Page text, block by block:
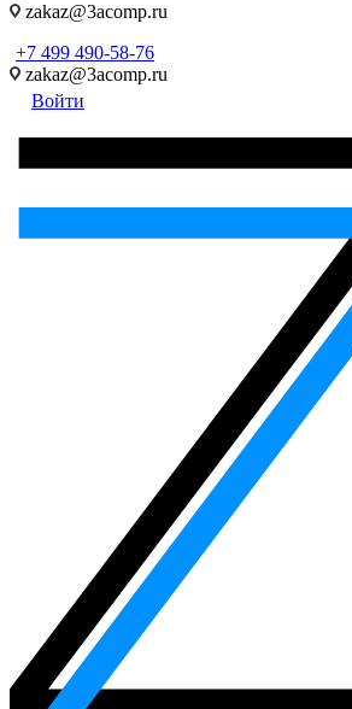
zakaz@3acomp.ru
+7 499 490-58-76
zakaz@3acomp.ru
Войти